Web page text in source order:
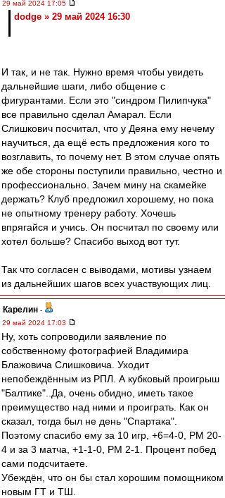
29 май 2024 17:05
dodge » 29 май 2024 16:30
И так, и не так. Нужно время чтобы увидеть
дальнейшие шаги, либо общение с
фигурантами. Если это "синдром Пилипчука"
все правильно сделал Амарал. Если
Слишкович посчитал, что у Деяна ему нечему
научиться, да ещё есть предложения кого то
возглавить, то почему нет. В этом случае опять
же обе стороны поступили правильно, честно и
профессионально. Зачем мину на скамейке
держать? Клуб предложил хорошему, но пока
не опытному тренеру работу. Хочешь
впрягайся и учись. Он посчитал по своему или
хотел больше? Спасибо выход вот тут.
Так что согласен с выводами, мотивы узнаем
из дальнейших шагов всех участвующих лиц.
Карелин -
29 май 2024 17:03
Ну, хоть сопроводили заявление по
собственному фотографией Владимира
Блажовича Слишковича. Уходит
непобеждённым из РПЛ. А кубковый проигрыш
"Балтике"..Да, очень обидно, иметь такое
преимущество над ними и проиграть. Как он
сказал, тогда был не день "Спартака".
Поэтому спасибо ему за 10 игр, +6=4-0, РМ 20-
4 и за 3 матча, +1-1-0, РМ 2-1. Процент побед
сами подсчитаете.
Убеждён, что он бы стал хорошим помощником
новым ГТ и ТШ.